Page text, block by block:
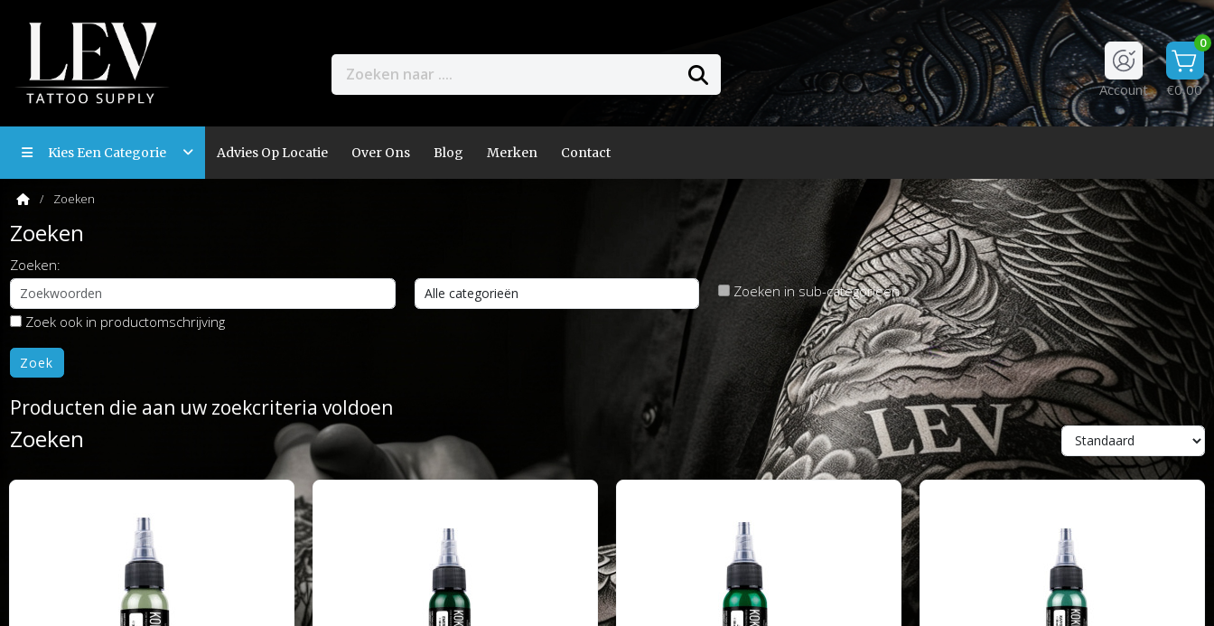
0
€0,00
Account
Kies Een Categorie Advies Op Locatie Over Ons Blog Merken Contact
Zoeken
Zoeken
Zoeken:
Zoeken in sub-categorieën
Zoek ook in productomschrijving
Producten die aan uw zoekcriteria voldoen
Zoeken